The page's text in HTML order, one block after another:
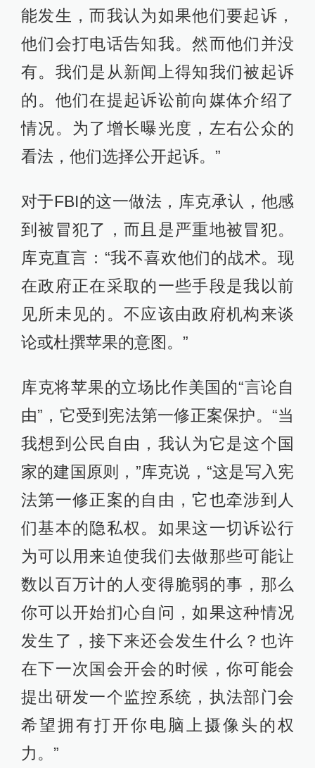
能发生，而我认为如果他们要起诉，
他们会打电话告知我。然而他们并没
有。我们是从新闻上得知我们被起诉
的。他们在提起诉讼前向媒体介绍了
情况。为了增长曝光度，左右公众的
看法，他们选择公开起诉。”
对于FBI的这一做法，库克承认，他感
到被冒犯了，而且是严重地被冒犯。
库克直言：“我不喜欢他们的战术。现
在政府正在采取的一些手段是我以前
见所未见的。不应该由政府机构来谈
论或杜撰苹果的意图。”
库克将苹果的立场比作美国的“言论自
由”，它受到宪法第一修正案保护。“当
我想到公民自由，我认为它是这个国
家的建国原则，”库克说，“这是写入宪
法第一修正案的自由，它也牵涉到人
们基本的隐私权。如果这一切诉讼行
为可以用来迫使我们去做那些可能让
数以百万计的人变得脆弱的事，那么
你可以开始扪心自问，如果这种情况
发生了，接下来还会发生什么？也许
在下一次国会开会的时候，你可能会
提出研发一个监控系统，执法部门会
希望拥有打开你电脑上摄像头的权
力。”